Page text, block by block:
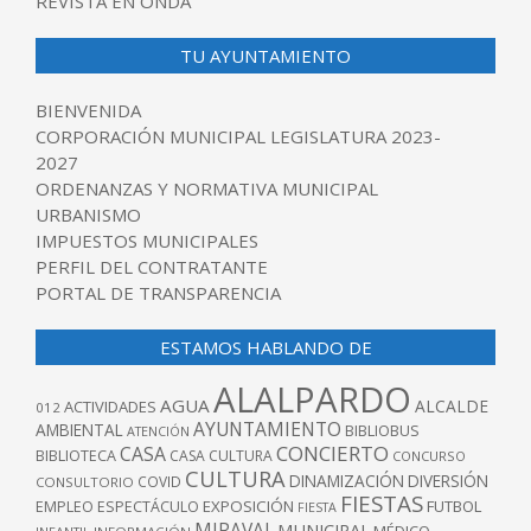
TU AYUNTAMIENTO
BIENVENIDA
CORPORACIÓN MUNICIPAL LEGISLATURA 2023-
2027
ORDENANZAS Y NORMATIVA MUNICIPAL
URBANISMO
IMPUESTOS MUNICIPALES
PERFIL DEL CONTRATANTE
PORTAL DE TRANSPARENCIA
ESTAMOS HABLANDO DE
012 ACTIVIDADES AGUA ALALPARDO ALCALDE
AMBIENTAL ATENCIÓN AYUNTAMIENTO BIBLIOBUS
BIBLIOTECACASA CASA CULTURACONCIERTO CONCURSO
CONSULTORIO COVID CULTURA DINAMIZACIÓN DIVERSIÓN
EMPLEO ESPECTÁCULO EXPOSICIÓN FIESTA FIESTAS FUTBOL